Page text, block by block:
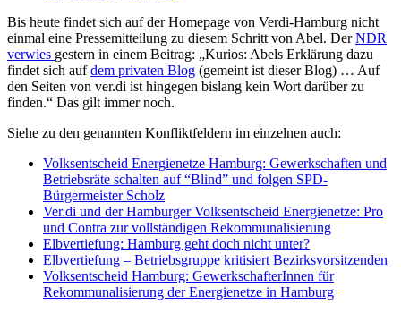
Bis heute findet sich auf der Homepage von Verdi-Hamburg nicht
einmal eine Pressemitteilung zu diesem Schritt von Abel. DerNDR
verwies gestern in einem Beitrag: „Kurios: Abels Erklärung dazu
findet sich aufdem privaten Blog (gemeint ist dieser Blog) … Auf
den Seiten von ver.di ist hingegen bislang kein Wort darüber zu
finden.“ Das gilt immer noch.
Siehe zu den genannten Konfliktfeldern im einzelnen auch:
Volksentscheid Energienetze Hamburg: Gewerkschaften und
Betriebsräte schalten auf “Blind” und folgen SPD-
Bürgermeister Scholz
Ver.di und der Hamburger Volksentscheid Energienetze: Pro
und Contra zur vollständigen Rekommunalisierung
Elbvertiefung: Hamburg geht doch nicht unter?
Elbvertiefung – Betriebsgruppe kritisiert Bezirksvorsitzenden
Volksentscheid Hamburg: GewerkschafterInnen für
Rekommunalisierung der Energienetze in Hamburg